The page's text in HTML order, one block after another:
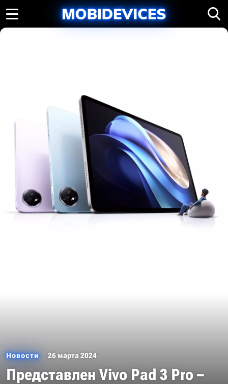
Новости 26 марта 2024
Представлен Vivo Pad 3 Pro –